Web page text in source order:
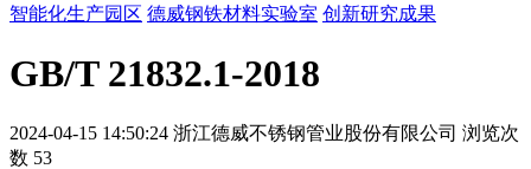
智能化生产园区 德威钢铁材料实验室 创新研究成果
GB/T 21832.1-2018
2024-04-15 14:50:24 浙江德威不锈钢管业股份有限公司 浏览次
数 53